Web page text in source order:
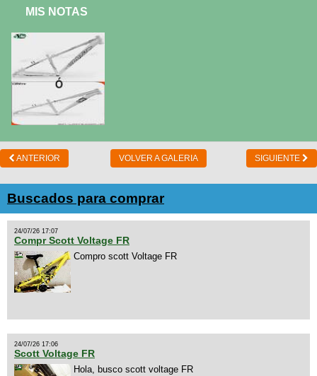
MIS NOTAS
ANTERIOR VOLVER A GALERIA SIGUIENTE
Buscados para comprar
24/07/26 17:07
Compr Scott Voltage FR
Compro scott Voltage FR
24/07/26 17:06
Scott Voltage FR
Hola, busco scott voltage FR